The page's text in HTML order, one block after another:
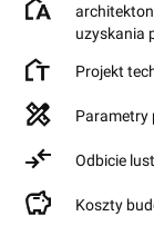
uzyskania
Projekt
Parametry
Odbicie
Koszty